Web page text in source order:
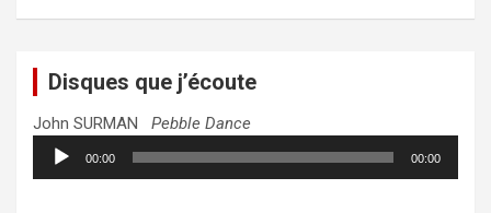
Disques que j’écoute
John SURMAN Pebble Dance
Lecteur
audio
00:00 00:00